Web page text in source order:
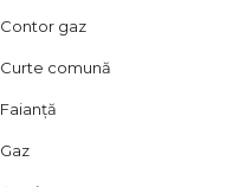
Contor gaz
Curte comună
Faianță
Gaz